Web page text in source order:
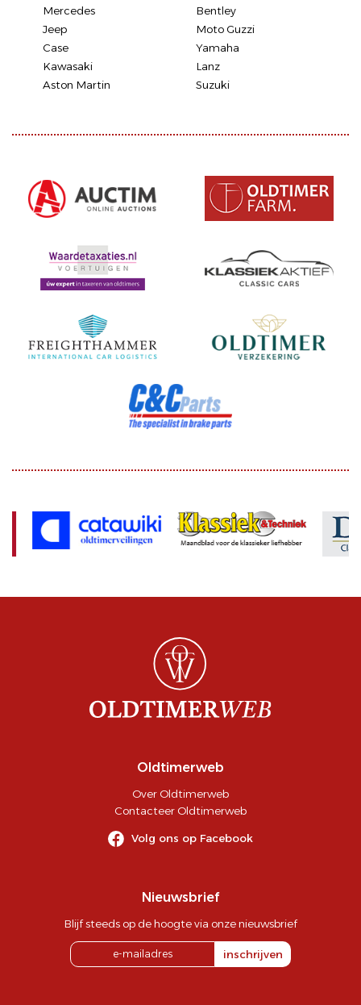
Mercedes
Bentley
Jeep
Moto Guzzi
Case
Yamaha
Kawasaki
Lanz
Aston Martin
Suzuki
Oldtimerweb
Over Oldtimerweb
Contacteer Oldtimerweb
Volg ons op Facebook
Nieuwsbrief
Blijf steeds op de hoogte via onze nieuwsbrief
inschrijven